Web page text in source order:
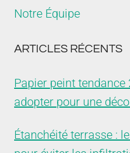
Notre Équipe
ARTICLES RÉCENTS
Papier peint tendance
adopter pour une
Étanchéité terrasse :